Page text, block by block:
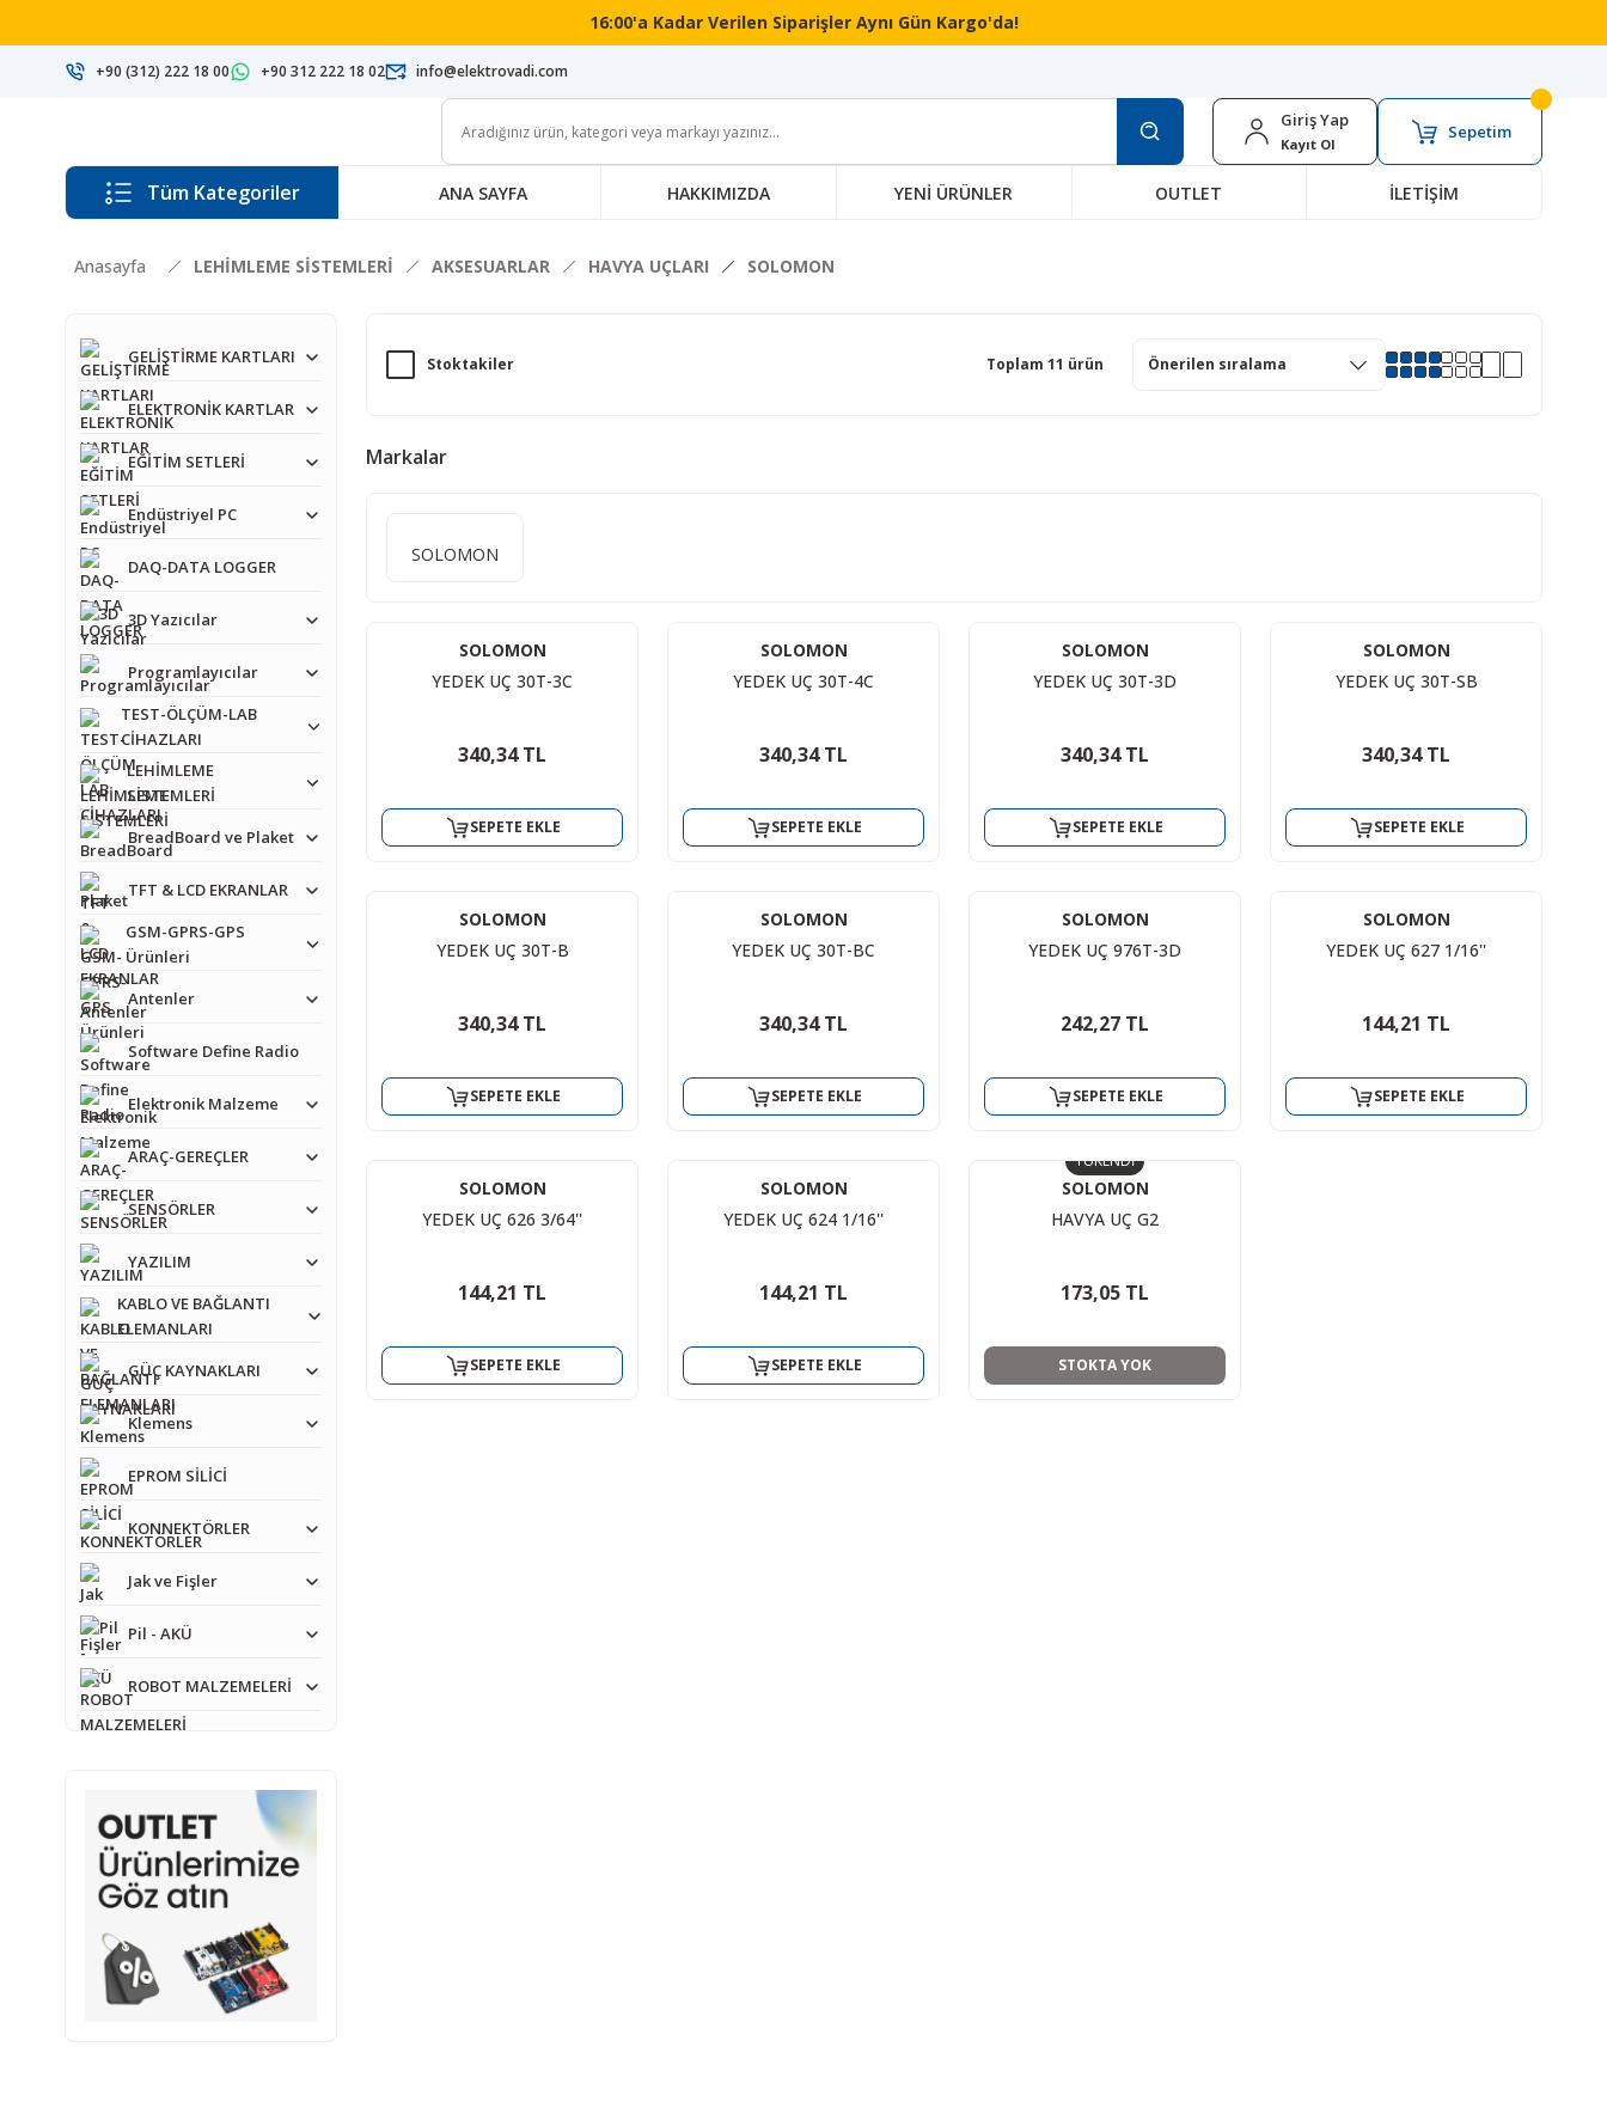
16:00'a Kadar Verilen Siparişler Aynı Gün Kargo'da!
+90 (312) 222 18 00 +90 312 222 18 02 info@elektrovadi.com
Giriş Yap
Kayıt Ol
Sepetim
Tüm Kategoriler ANA SAYFA HAKKIMIZDA YENİ ÜRÜNLER OUTLET İLETİŞİM
Anasayfa LEHİMLEME SİSTEMLERİ AKSESUARLAR HAVYA UÇLARI SOLOMON
GELİŞTİRME KARTLARI
ELEKTRONİK KARTLAR
EĞİTİM SETLERİ
Endüstriyel PC
DAQ-DATA LOGGER
3D Yazıcılar
Programlayıcılar
TEST-ÖLÇÜM-LAB
CİHAZLARI
LEHİMLEME
SİSTEMLERİ
BreadBoard ve Plaket
TFT & LCD EKRANLAR
GSM-GPRS-GPS
Ürünleri
Antenler
Software Define Radio
Elektronik Malzeme
ARAÇ-GEREÇLER
SENSÖRLER
YAZILIM
KABLO VE BAĞLANTI
ELEMANLARI
GÜÇ KAYNAKLARI
Klemens
EPROM SİLİCİ
KONNEKTÖRLER
Jak ve Fişler
Pil - AKÜ
ROBOT MALZEMELERİ
Stoktakiler Toplam 11 ürün
Markalar
SOLOMON
SOLOMON
YEDEK UÇ 30T-3C
340,34 TL
SEPETE EKLE
SOLOMON
YEDEK UÇ 30T-4C
340,34 TL
SEPETE EKLE
SOLOMON
YEDEK UÇ 30T-3D
340,34 TL
SEPETE EKLE
SOLOMON
YEDEK UÇ 30T-SB
340,34 TL
SEPETE EKLE
SOLOMON
YEDEK UÇ 30T-B
340,34 TL
SEPETE EKLE
SOLOMON
YEDEK UÇ 30T-BC
340,34 TL
SEPETE EKLE
SOLOMON
YEDEK UÇ 976T-3D
242,27 TL
SEPETE EKLE
SOLOMON
YEDEK UÇ 627 1/16''
144,21 TL
SEPETE EKLE
SOLOMON
YEDEK UÇ 626 3/64''
144,21 TL
SEPETE EKLE
SOLOMON
YEDEK UÇ 624 1/16''
144,21 TL
SEPETE EKLE
TÜKENDİ
SOLOMON
HAVYA UÇ G2
173,05 TL
STOKTA YOK